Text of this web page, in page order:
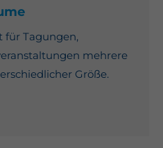
für Tagungen,
mehrere
Größe.